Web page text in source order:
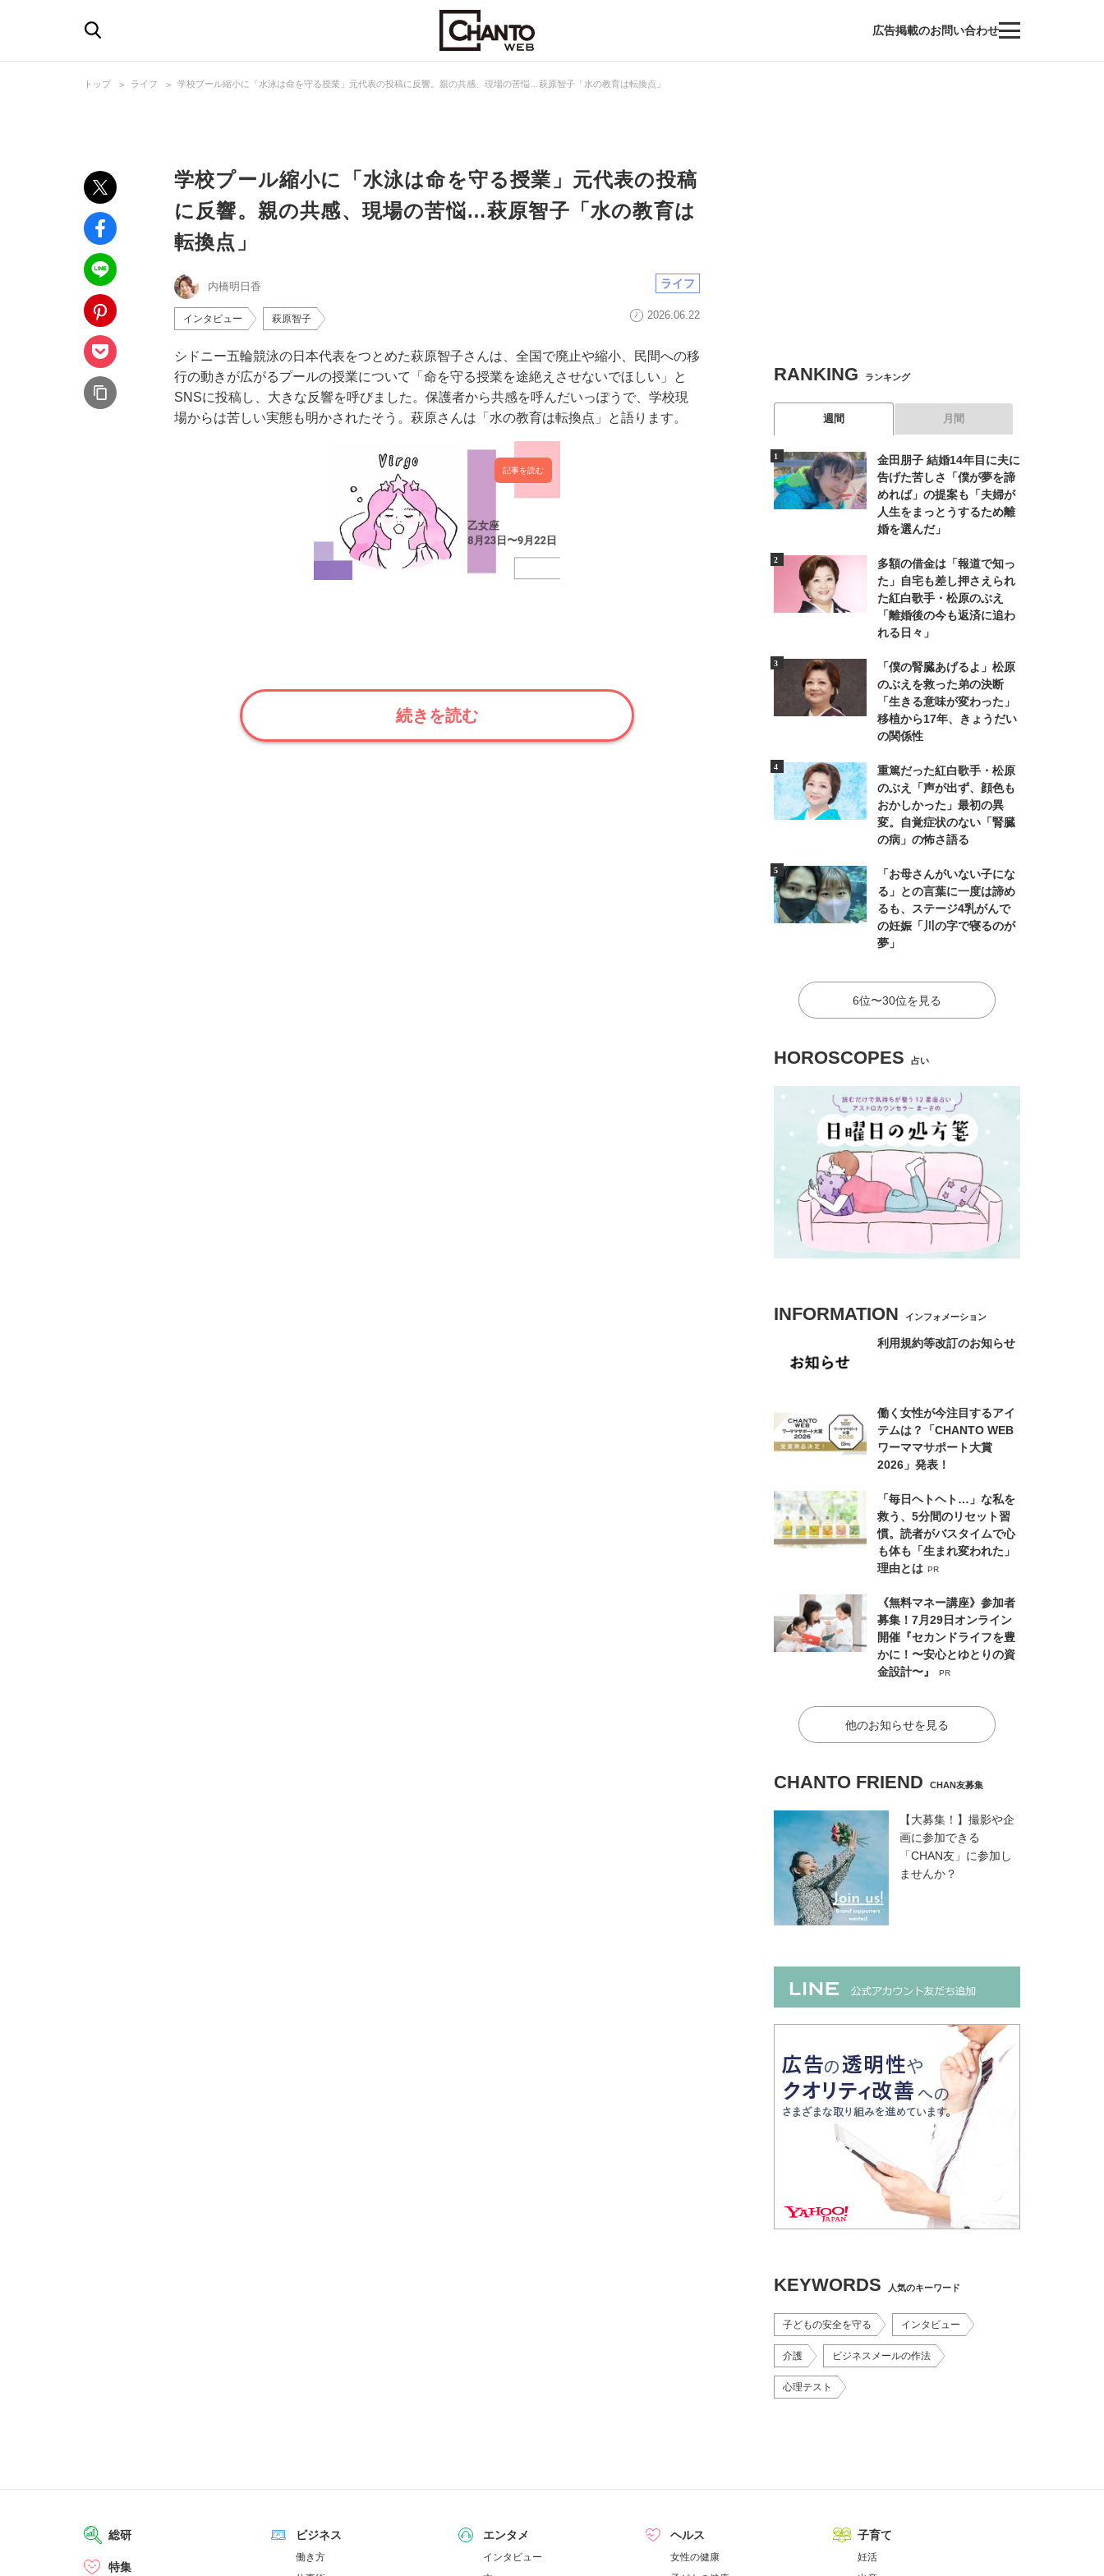
広告掲載のお問い合わせ
トップ ライフ 学校プール縮小に「水泳は命を守る授業」元代表の投稿に反響。親の共感、現場の苦悩…萩原智子「水の教育は転換点」
学校プール縮小に「水泳は命を守る授業」元代表の投稿
に反響。親の共感、現場の苦悩…萩原智子「水の教育は
転換点」
内橋明日香 ライフ
インタビュー 萩原智子 2026.06.22
シドニー五輪競泳の日本代表をつとめた萩原智子さんは、全国で廃止や縮小、民間への移
行の動きが広がるプールの授業について「命を守る授業を途絶えさせないでほしい」と
SNSに投稿し、大きな反響を呼びました。保護者から共感を呼んだいっぽうで、学校現
場からは苦しい実態も明かされたそう。萩原さんは「水の教育は転換点」と語ります。
記事を読む
続きを読む
RANKING ランキング
週間 月間
金田朋子 結婚14年目に夫に
告げた苦しさ「僕が夢を諦
めれば」の提案も「夫婦が
人生をまっとうするため離
婚を選んだ」
多額の借金は「報道で知っ
た」自宅も差し押さえられ
た紅白歌手・松原のぶえ
「離婚後の今も返済に追わ
れる日々」
「僕の腎臓あげるよ」松原
のぶえを救った弟の決断
「生きる意味が変わった」
移植から17年、きょうだい
の関係性
重篤だった紅白歌手・松原
のぶえ「声が出ず、顔色も
おかしかった」最初の異
変。自覚症状のない「腎臓
の病」の怖さ語る
「お母さんがいない子にな
る」との言葉に一度は諦め
るも、ステージ4乳がんで
の妊娠「川の字で寝るのが
夢」
6位〜30位を見る
HOROSCOPES 占い
INFORMATION インフォメーション
利用規約等改訂のお知らせ
働く女性が今注目するアイ
テムは？「CHANTO WEB
ワーママサポート大賞
2026」発表！
「毎日ヘトヘト…」な私を
救う、5分間のリセット習
慣。読者がバスタイムで心
も体も「生まれ変われた」
理由とは PR
《無料マネー講座》参加者
募集！7月29日オンライン
開催『セカンドライフを豊
かに！〜安心とゆとりの資
金設計〜』
PR
他のお知らせを見る
CHANTO FRIEND CHAN友募集
【大募集！】撮影や企
画に参加できる
「CHAN友」に参加し
ませんか？
KEYWORDS 人気のキーワード
子どもの安全を守る インタビュー
介護 ビジネスメールの作法
心理テスト
総研
特集
ビジネス
働き方
エンタメ
インタビュー
ヘルス
女性の健康
子育て
妊活